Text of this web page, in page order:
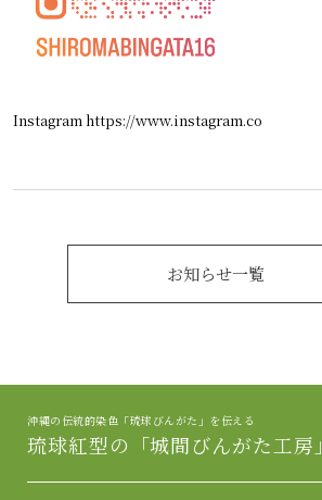
Instagram https://www.instagram.co
お知らせ一覧
沖縄の伝統的染色「琉球びんがた」を伝える
琉球紅型の「城間びんがた工房」